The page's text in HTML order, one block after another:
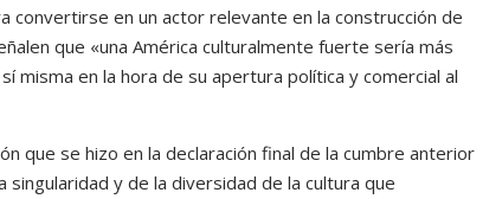
convertirse en un actor relevante en la construcción de
que «una América culturalmente fuerte sería más
misma en la hora de su apertura política y comercial al
que se hizo en la declaración final de la cumbre anterior
y de la diversidad de la cultura que